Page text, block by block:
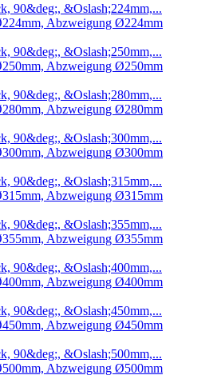
Abzweigung Ø224mm
Abzweigung Ø250mm
Abzweigung Ø280mm
Abzweigung Ø300mm
Abzweigung Ø315mm
Abzweigung Ø355mm
Abzweigung Ø400mm
Abzweigung Ø450mm
Abzweigung Ø500mm